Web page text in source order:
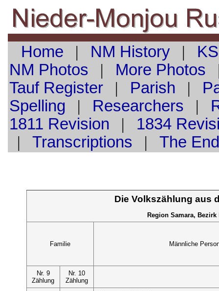
Home | NM History|
NM Photos | More Photos
TaufRegister| Parish |
Spelling | Researchers |
1811 Revision | 1834
| Transcriptions | The End
Die Volkszählung aus
Region Samara,
Familie Männliche
Nr. 9
Zählung
Nr. 10
Zählung